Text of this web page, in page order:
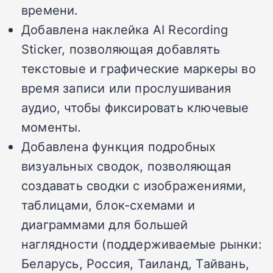
времени.
Добавлена наклейка AI Recording
Sticker, позволяющая добавлять
текстовые и графические маркеры во
время записи или прослушивания
аудио, чтобы фиксировать ключевые
моменты.
Добавлена функция подробных
визуальных сводок, позволяющая
создавать сводки с изображениями,
таблицами, блок-схемами и
диаграммами для большей
наглядности (поддерживаемые рынки:
Беларусь, Россия, Таиланд, Тайвань,